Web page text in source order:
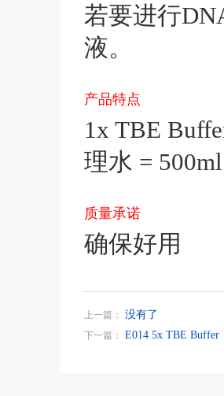
若要进行
液。
产品特点
1x TBE
理水 =
质量承诺
确保好用
上一篇： 没有了
下一篇： E014 5x TBE Buffer